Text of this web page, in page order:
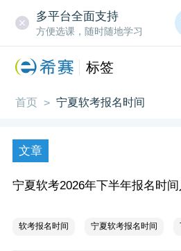
多平台全面支持
方便选课，随时随地学习
标签
首页 > 宁夏软考报名时间
文章
宁夏软考2026年下半年报名时
软考报名时间 宁夏软考报名时间